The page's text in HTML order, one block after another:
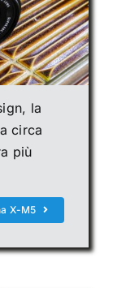
la
circa
più
X-M5